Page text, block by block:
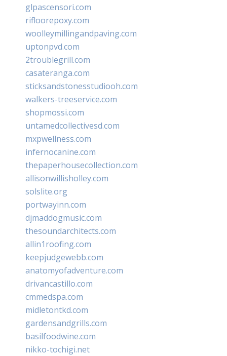
glpascensori.com
rifloorepoxy.com
woolleymillingandpaving.com
uptonpvd.com
2troublegrill.com
casateranga.com
sticksandstonesstudiooh.com
walkers-treeservice.com
shopmossi.com
untamedcollectivesd.com
mxpwellness.com
infernocanine.com
thepaperhousecollection.com
allisonwillisholley.com
solslite.org
portwayinn.com
djmaddogmusic.com
thesoundarchitects.com
allin1roofing.com
keepjudgewebb.com
anatomyofadventure.com
drivancastillo.com
cmmedspa.com
midletontkd.com
gardensandgrills.com
basilfoodwine.com
nikko-tochigi.net